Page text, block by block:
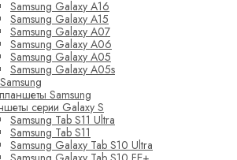
Samsung Galaxy A16
Samsung Galaxy A15
Samsung Galaxy A07
Samsung Galaxy A06
Samsung Galaxy A05
Samsung Galaxy A05s
Samsung
серии Galaxy S
Samsung Tab S11 Ultra
Samsung Tab S11
Samsung Galaxy Tab S10 Ultra